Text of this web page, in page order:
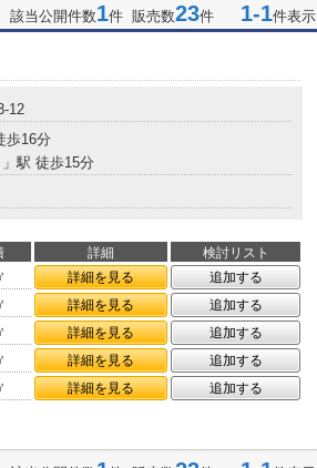
該当公開件数1件 販売数23件 1-1件表示
12
歩16分
」駅 徒歩15分
詳細
検討リスト
詳細を見る
追加する
詳細を見る
追加する
詳細を見る
追加する
詳細を見る
追加する
詳細を見る 追加する